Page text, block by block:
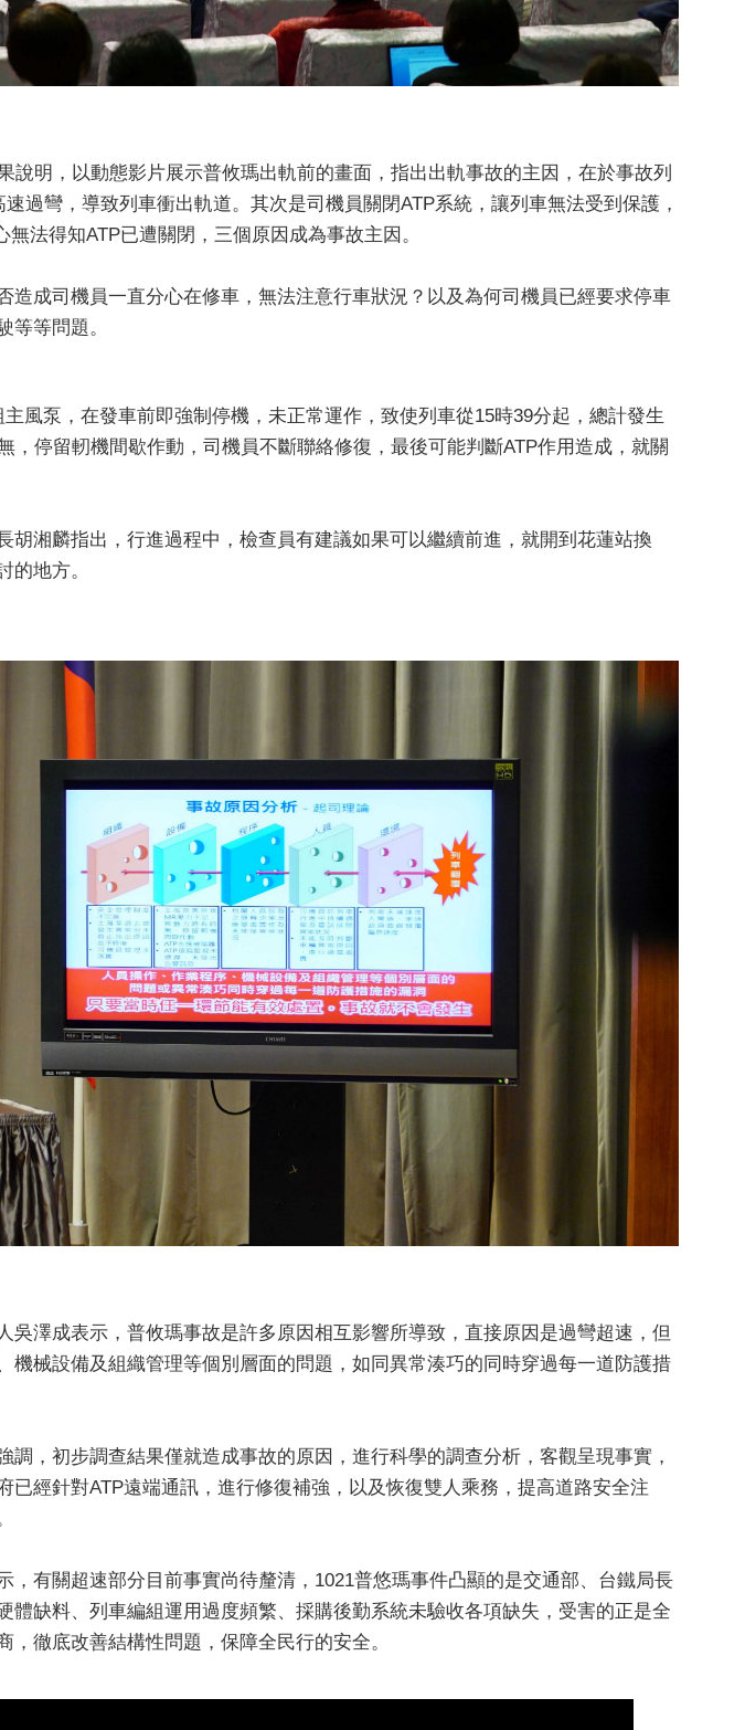
說明，以動態影片展示普攸瑪出軌前的畫面，指出出軌事故的主因，在於事故列
過彎，導致列車衝出軌道。其次是司機員關閉ATP系統，讓列車無法受到保護，
法得知ATP已遭關閉，三個原因成為事故主因。
造成司機員一直分心在修車，無法注意行車狀況？以及為何司機員已經要求停車
等等問題。
風泵，在發車前即強制停機，未正常運作，致使列車從15時39分起，總計發生
，停留軔機間歇作動，司機員不斷聯絡修復，最後可能判斷ATP作用造成，就關
胡湘麟指出，行進過程中，檢查員有建議如果可以繼續前進，就開到花蓮站換
的地方。
吳澤成表示，普攸瑪事故是許多原因相互影響所導致，直接原因是過彎超速，但
機械設備及組織管理等個別層面的問題，如同異常湊巧的同時穿過每一道防護措
，初步調查結果僅就造成事故的原因，進行科學的調查分析，客觀呈現事實，
已經針對ATP遠端通訊，進行修復補強，以及恢復雙人乘務，提高道路安全注
，有關超速部分目前事實尚待釐清，1021普悠瑪事件凸顯的是交通部、台鐵局長
體缺料、列車編組運用過度頻繁、採購後勤系統未驗收各項缺失，受害的正是全
徹底改善結構性問題，保障全民行的安全。